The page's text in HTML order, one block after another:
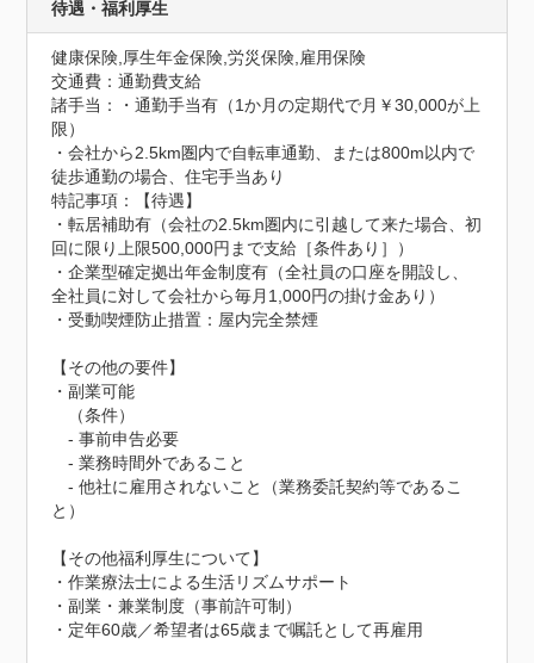
待遇・福利厚生
健康保険,厚生年金保険,労災保険,雇用保険
交通費：通勤費支給
諸手当：・通勤手当有（1か月の定期代で月￥30,000が上
限）
・会社から2.5km圏内で自転車通勤、または800m以内で
徒歩通勤の場合、住宅手当あり
特記事項：【待遇】
・転居補助有（会社の2.5km圏内に引越して来た場合、初
回に限り上限500,000円まで支給［条件あり］）
・企業型確定拠出年金制度有（全社員の口座を開設し、
全社員に対して会社から毎月1,000円の掛け金あり）
・受動喫煙防⽌措置：屋内完全禁煙
【その他の要件】
・副業可能
（条件）
- 事前申告必要
- 業務時間外であること
- 他社に雇用されないこと（業務委託契約等であるこ
と）
【その他福利厚生について】
・作業療法士による生活リズムサポート
・副業・兼業制度（事前許可制）
・定年60歳／希望者は65歳まで嘱託として再雇用